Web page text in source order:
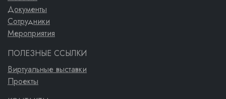
Документы
Сотрудники
Мероприятия
ПОЛЕЗНЫЕ ССЫЛКИ
Виртуальные выставки
Проекты